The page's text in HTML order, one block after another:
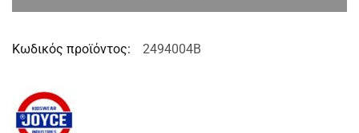
Κωδικός προϊόντος: 2494004B